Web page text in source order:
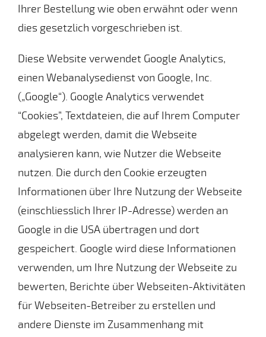
Ihrer Bestellung wie oben erwähnt oder wenn
dies gesetzlich vorgeschrieben ist.
Diese Website verwendet Google Analytics,
einen Webanalysedienst von Google, Inc.
(„Google“). Google Analytics verwendet
“Cookies”, Textdateien, die auf Ihrem Computer
abgelegt werden, damit die Webseite
analysieren kann, wie Nutzer die Webseite
nutzen. Die durch den Cookie erzeugten
Informationen über Ihre Nutzung der Webseite
(einschliesslich Ihrer IP-Adresse) werden an
Google in die USA übertragen und dort
gespeichert. Google wird diese Informationen
verwenden, um Ihre Nutzung der Webseite zu
bewerten, Berichte über Webseiten-Aktivitäten
für Webseiten-Betreiber zu erstellen und
andere Dienste im Zusammenhang mit